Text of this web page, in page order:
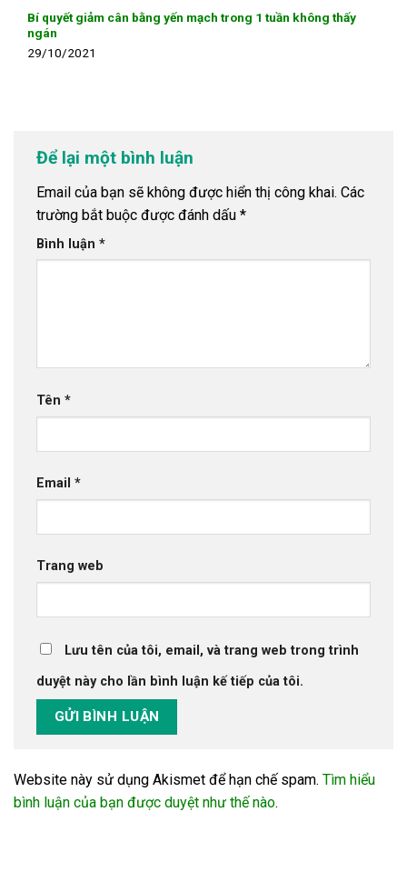
Bí quyết giảm cân bằng yến mạch trong 1 tuần không thấy
ngán
29/10/2021
Để lại một bình luận
Email của bạn sẽ không được hiển thị công khai. Các
trường bắt buộc được đánh dấu *
Bình luận *
Tên *
Email *
Trang web
Lưu tên của tôi, email, và trang web trong trình
duyệt này cho lần bình luận kế tiếp của tôi.
Website này sử dụng Akismet để hạn chế spam. Tìm hiểu
bình luận của bạn được duyệt như thế nào.